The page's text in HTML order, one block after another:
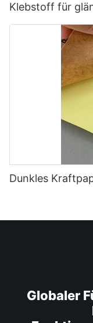
Klebstoff für
Dunkles
Globaler